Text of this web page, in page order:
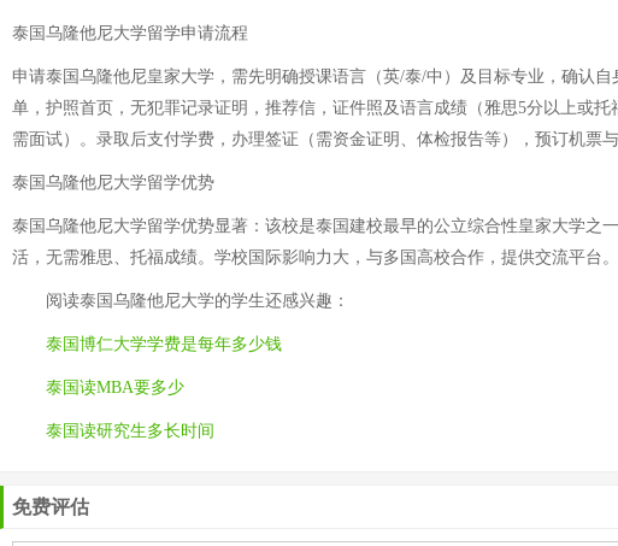
泰国乌隆他尼大学留学申请流程
申请泰国乌隆他尼皇家大学，需先明确授课语言（英/泰/中）及目标专业，确认
单，护照首页，无犯罪记录证明，推荐信，证件照及语言成绩（雅思5分以上或
需面试）。录取后支付学费，办理签证（需资金证明、体检报告等），预订机票
泰国乌隆他尼大学留学优势
泰国乌隆他尼大学留学优势显著：该校是泰国建校最早的公立综合性皇家大学
活，无需雅思、托福成绩。学校国际影响力大，与多国高校合作，提供交流平台。
阅读泰国乌隆他尼大学的学生还感兴趣：
泰国博仁大学学费是每年多少钱
泰国读MBA要多少
泰国读研究生多长时间
免费评估